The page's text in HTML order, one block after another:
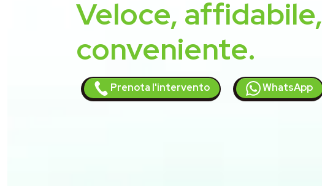
Veloce, affidabile,
conveniente.
Prenota l'intervento WhatsApp